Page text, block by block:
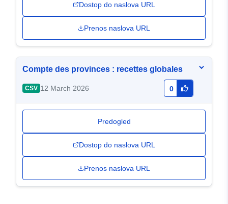
Dostop do naslova URL
Prenos naslova URL
Compte des provinces : recettes globales
CSV 12 March 2026 0
Predogled
Dostop do naslova URL
Prenos naslova URL